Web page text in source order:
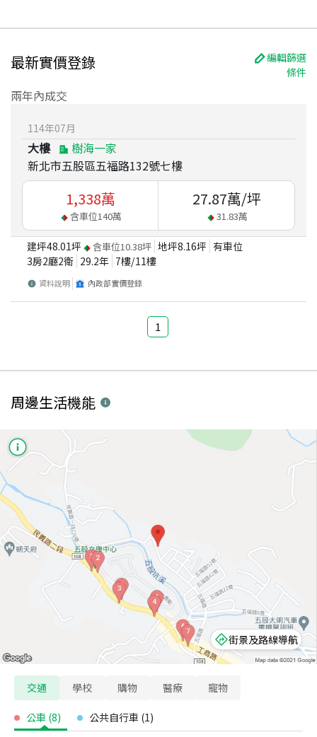
最新實價登錄
編輯篩選
條件
兩年內成交
114年07月
大樓
樹海一家
新北市五股區五福路132號七樓
1,338萬
含車位140萬
27.87萬/坪
31.83萬
建坪48.01坪 含車位10.38坪 地坪8.16坪 有車位
3房2廳2衛 29.2年 7樓/11樓
資料說明 內政部實價登錄
1
周邊生活機能
街景及路線導航
交通 學校 購物 醫療 寵物
公車 (8) 公共自行車 (1)